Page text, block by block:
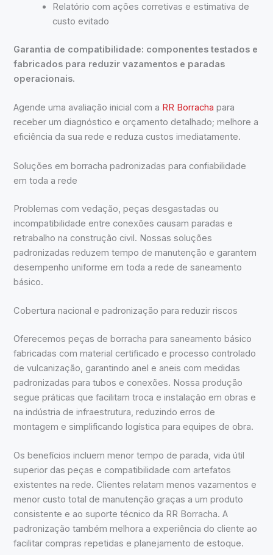
Relatório com ações corretivas e estimativa de
custo evitado
Garantia de compatibilidade: componentes testados e
fabricados para reduzir vazamentos e paradas
operacionais.
Agende uma avaliação inicial com a RR Borracha para
receber um diagnóstico e orçamento detalhado; melhore a
eficiência da sua rede e reduza custos imediatamente.
Soluções em borracha padronizadas para confiabilidade
em toda a rede
Problemas com vedação, peças desgastadas ou
incompatibilidade entre conexões causam paradas e
retrabalho na construção civil. Nossas soluções
padronizadas reduzem tempo de manutenção e garantem
desempenho uniforme em toda a rede de saneamento
básico.
Cobertura nacional e padronização para reduzir riscos
Oferecemos peças de borracha para saneamento básico
fabricadas com material certificado e processo controlado
de vulcanização, garantindo anel e aneis com medidas
padronizadas para tubos e conexões. Nossa produção
segue práticas que facilitam troca e instalação em obras e
na indústria de infraestrutura, reduzindo erros de
montagem e simplificando logística para equipes de obra.
Os benefícios incluem menor tempo de parada, vida útil
superior das peças e compatibilidade com artefatos
existentes na rede. Clientes relatam menos vazamentos e
menor custo total de manutenção graças a um produto
consistente e ao suporte técnico da RR Borracha. A
padronização também melhora a experiência do cliente ao
facilitar compras repetidas e planejamento de estoque.